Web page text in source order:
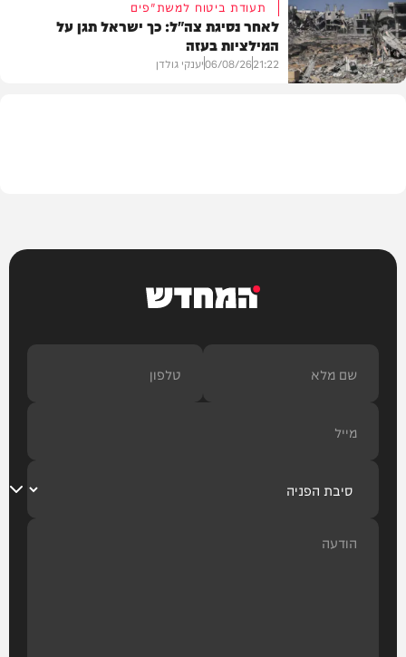
צבא וביטחון
תעודת ביטוח למשת"פים
לאחר נסיגת צה"ל: כך ישראל תגן על
המילציות בעזה
21:22
06/08/26יענקי גולדן
המחדש